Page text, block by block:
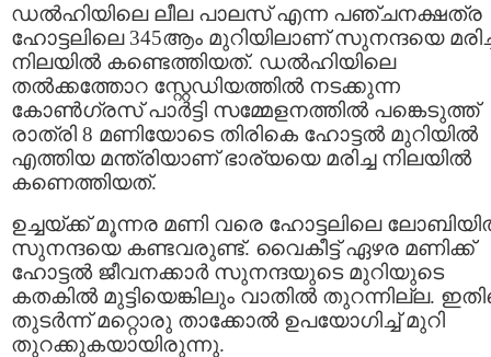
ഡൽഹിയിലെ ലീല പാലസ് എന്ന പഞ്ചനക്ഷത്ര
ഹോട്ടലിലെ 345ആം മുറിയിലാണ് സുനന്ദയെ
നിലയിൽ കണ്ടെത്തിയത്. ഡൽഹിയിലെ
തൽക്കത്തോറ സ്റ്റേഡിയത്തിൽ നടക്കുന്ന
കോൺഗ്രസ് പാർട്ടി സമ്മേളനത്തിൽ പങ്കെടുത്ത്
രാത്രി 8 മണിയോടെ തിരികെ ഹോട്ടൽ മുറിയിൽ
എത്തിയ മന്ത്രിയാണ് ഭാര്യയെ മരിച്ച നിലയിൽ
കണെത്തിയത്.
ഉച്ചയ്ക്ക് മൂന്നര മണി വരെ ഹോട്ടലിലെ
സുനന്ദയെ കണ്ടവരുണ്ട്. വൈകീട്ട് ഏഴര മണിക്ക്
ഹോട്ടൽ ജീവനക്കാർ സുനന്ദയുടെ മുറിയുടെ
കതകിൽ മുട്ടിയെങ്കിലും വാതിൽ തുറന്നില്ല.
തുടർന്ന് മറ്റൊരു താക്കോൽ ഉപയോഗിച്ച് മുറി
തുറക്കുകയായിരുന്നു.